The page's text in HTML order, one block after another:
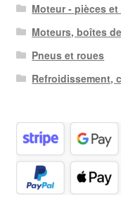
Moteur - pièces
Moteurs, boîtes
Pneus et roues
Refroidissement,